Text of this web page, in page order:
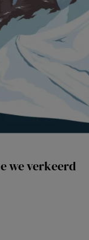
we verkeerd